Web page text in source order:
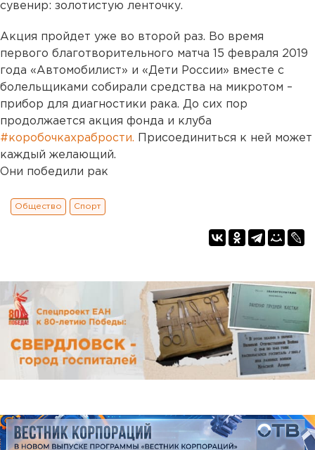
сувенир: золотистую ленточку.
Акция пройдет уже во второй раз. Во время
первого благотворительного матча 15 февраля 2019
года «Автомобилист» и «Дети России» вместе с
болельщиками собирали средства на микротом –
прибор для диагностики рака. До сих пор
продолжается акция фонда и клуба
#коробочкахрабрости. Присоединиться к ней может
каждый желающий.
Они победили рак
Общество Спорт